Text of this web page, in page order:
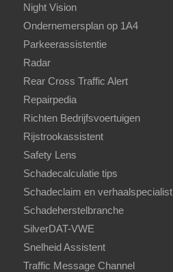
Night Vision
Ondernemersplan op 1A4
Parkeerassistentie
Radar
Rear Cross Traffic Alert
Repairpedia
Richten Bedrijfsvoertuigen
Rijstrookassistent
Safety Lens
Schadecalculatie tips
Schadeclaim en verhaalspecialist
Schadeherstelbranche
SilverDAT-VWE
Snelheid Assistent
Traffic Message Channel